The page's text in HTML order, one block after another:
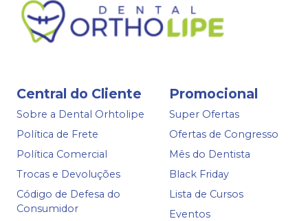
Central do Cliente
Sobre a Dental Orhtolipe
Política de Frete
Política Comercial
Trocas e Devoluções
Código de Defesa do
Consumidor
Promocional
Super Ofertas
Ofertas de Congresso
Mês do Dentista
Black Friday
Lista de Cursos
Eventos